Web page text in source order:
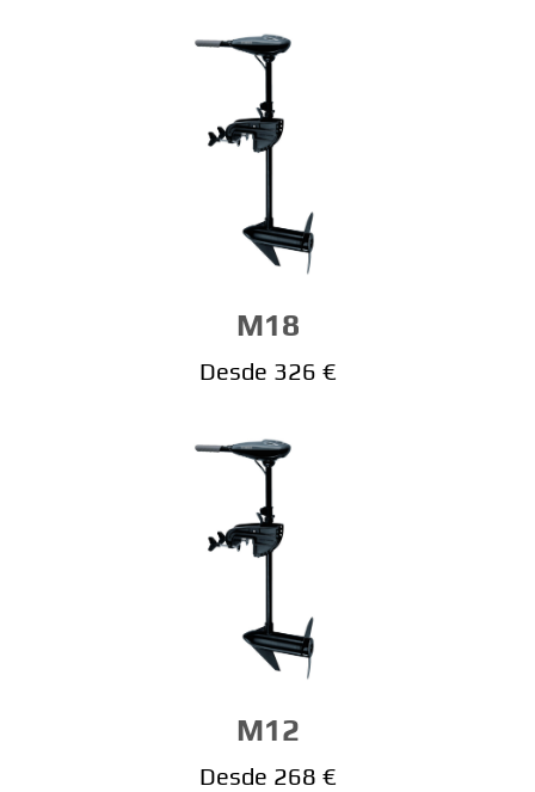
M18
Desde 326 €
M12
Desde 268 €